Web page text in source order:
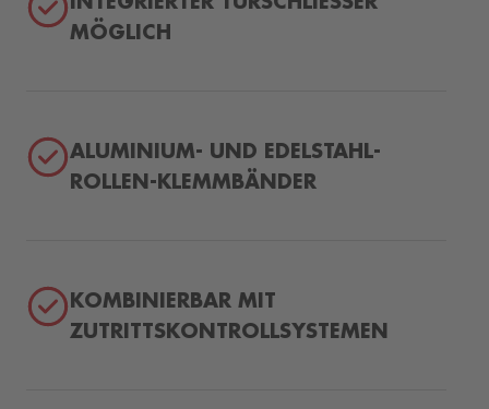
ÖGLICH
ALUMINIUM- UND EDELSTAHL-
ROLLEN-KLEMMBÄNDER
KOMBINIERBAR MIT
ZUTRITTSKONTROLLSYSTEMEN